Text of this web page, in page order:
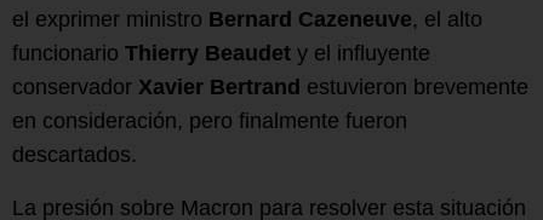
el exprimer ministro Bernard Cazeneuve, el alto
funcionario Thierry Beaudet y el influyente
conservador Xavier Bertrand estuvieron brevemente
en consideración, pero finalmente fueron
descartados.
La presión sobre Macron para resolver esta situación